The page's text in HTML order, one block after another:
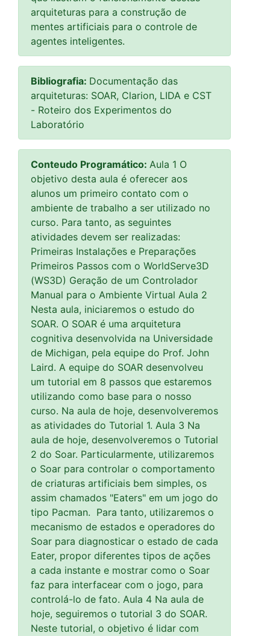
arquiteturas para a construção de
mentes artificiais para o controle de
agentes inteligentes.
Bibliografia: Documentação das
arquiteturas: SOAR, Clarion, LIDA e CST
- Roteiro dos Experimentos do
Laboratório
Conteudo Programático: Aula 1 O
objetivo desta aula é oferecer aos
alunos um primeiro contato com o
ambiente de trabalho a ser utilizado no
curso. Para tanto, as seguintes
atividades devem ser realizadas:
Primeiras Instalações e Preparações
Primeiros Passos com o WorldServe3D
(WS3D) Geração de um Controlador
Manual para o Ambiente Virtual Aula 2
Nesta aula, iniciaremos o estudo do
SOAR. O SOAR é uma arquitetura
cognitiva desenvolvida na Universidade
de Michigan, pela equipe do Prof. John
Laird. A equipe do SOAR desenvolveu
um tutorial em 8 passos que estaremos
utilizando como base para o nosso
curso. Na aula de hoje, desenvolveremos
as atividades do Tutorial 1. Aula 3 Na
aula de hoje, desenvolveremos o Tutorial
2 do Soar. Particularmente, utilizaremos
o Soar para controlar o comportamento
de criaturas artificiais bem simples, os
assim chamados "Eaters" em um jogo do
tipo Pacman. Para tanto, utilizaremos o
mecanismo de estados e operadores do
Soar para diagnosticar o estado de cada
Eater, propor diferentes tipos de ações
a cada instante e mostrar como o Soar
faz para interfacear com o jogo, para
controlá-lo de fato. Aula 4 Na aula de
hoje, seguiremos o tutorial 3 do SOAR.
Neste tutorial, o objetivo é lidar com